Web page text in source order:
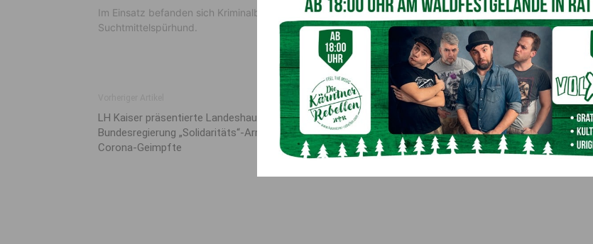
Im Einsatz befanden sich Kriminalbeamte der PI Hermagor sowie ein Diensthundeführer mit seinem
Suchtmittelspürhund.
LH Kaiser präsentierte Landeshauptleuten und
Bundesregierung „Solidaritäts“-Armbänder für
Corona-Geimpfte
Nächster Artikel
Leogang: Dritter Platz für Salcher im RTL